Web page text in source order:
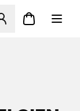
Modal til at